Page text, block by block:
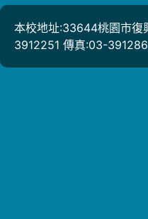
本校地址:33644桃園市
3912251 傳真:03-